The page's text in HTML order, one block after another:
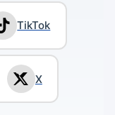
TikTok
X